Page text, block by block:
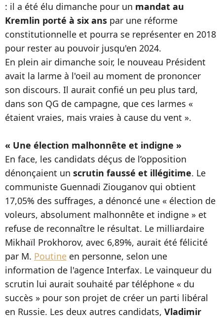
: il a été élu dimanche pour un mandat au
Kremlin porté à six ans par une réforme
constitutionnelle et pourra se représenter en 2018
pour rester au pouvoir jusqu'en 2024.
En plein air dimanche soir, le nouveau Président
avait la larme à l'oeil au moment de prononcer
son discours. Il aurait confié un peu plus tard,
dans son QG de campagne, que ces larmes «
étaient vraies, mais vraies à cause du vent ».
« Une élection malhonnête et indigne »
En face, les candidats déçus de l’opposition
dénonçaient un scrutin faussé et illégitime. Le
communiste Guennadi Ziouganov qui obtient
17,05% des suffrages, a dénoncé une « élection de
voleurs, absolument malhonnête et indigne » et
refuse de reconnaître le résultat. Le milliardaire
Mikhaïl Prokhorov, avec 6,89%, aurait été félicité
par M. Poutine en personne, selon une
information de l'agence Interfax. Le vainqueur du
scrutin lui aurait souhaité par téléphone « du
succès » pour son projet de créer un parti libéral
en Russie. Les deux autres candidats, Vladimir